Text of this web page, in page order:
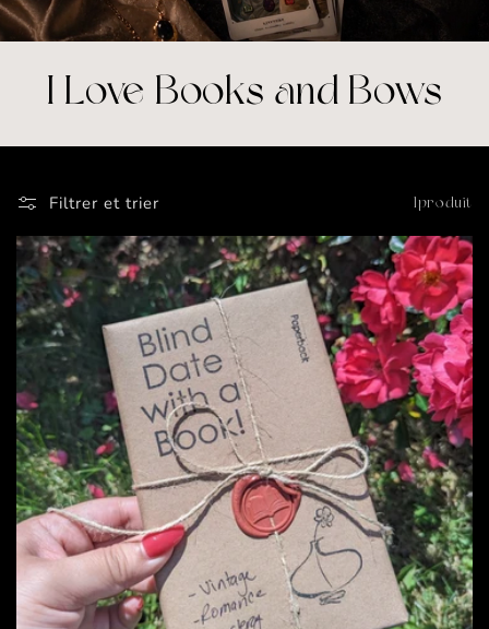
C
o
l
e
c
t
i
o
n
:
I Love Books and Bows
Filtrer et trier 1 produit